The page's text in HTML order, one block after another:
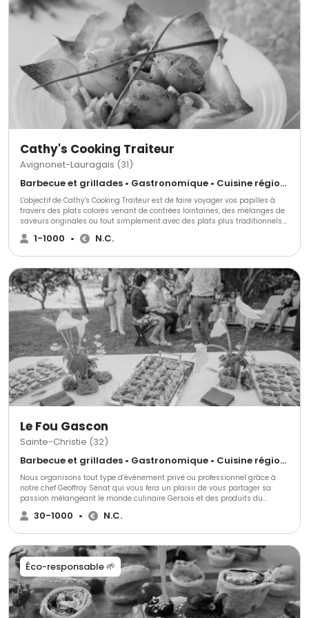
apéritif dînatoire,Mais aussi animation plancha, cuisson à la boche, plat
unique et à la carte. Pour tous renseignement, Deux contacts: Laure
Renault: 06 27 32 70 29 Frédéric Renault: 06 43 69 54 59 Ce que nous
avons pensé pour vous... ce que nous souhaitons pour vous...- Une écoute
proche- Une disponibilité- La réalisation d'un projet bien fait- La passion
d'un métier A très Bientôt
Cathy's Cooking Traiteur
Avignonet-Lauragais (31)
Barbecue et grillades • Gastronomique • Cuisine régionale
L'objectif de Cathy's Cooking Traiteur est de faire voyager vos papilles à
travers des plats colorés venant de contrées lointaines, des mélanges de
saveurs originales ou tout simplement avec des plats plus traditionnels.
Vous l'avez rêvé Cathy's Cooking l'a réalisé. N'attendez plus pour demander
votre devis gratuit.
1-1000 • N.C.
Le Fou Gascon
Sainte-Christie (32)
Barbecue et grillades • Gastronomique • Cuisine régionale
Nous organisons tout type d’événement privé ou professionnel grâce à
notre chef Geoffroy Sénat qui vous fera un plaisir de vous partager sa
passion mélangeant le monde culinaire Gersois et des produits du
monde entier. Nous répondrons et nous nous adapterons à toutes vos
exigences.
30-1000 • N.C.
Éco-responsable 🌱